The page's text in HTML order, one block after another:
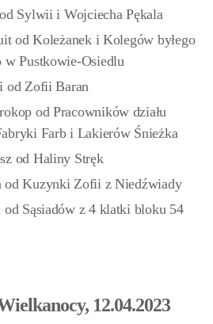
Sylwii i Wojciecha Pękala
od Koleżanek i Kolegów byłego
w Pustkowie-Osiedlu
od Zofii Baran
od Pracowników działu
Farb i Lakierów Śnieżka
od Haliny Stręk
od Kuzynki Zofii z Niedźwiady
od Sąsiadów z 4 klatki bloku 54
12.04.2023